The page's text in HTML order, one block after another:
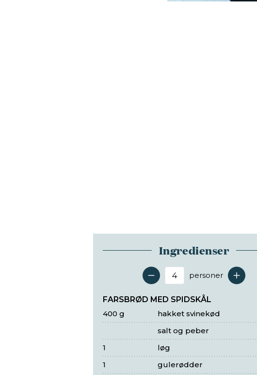
Ingredienser
Antal serveringer
personer
FARSBRØD MED SPIDSKÅL
hakket svinekød
400 g
salt og peber
løg
1
gulerødder
1